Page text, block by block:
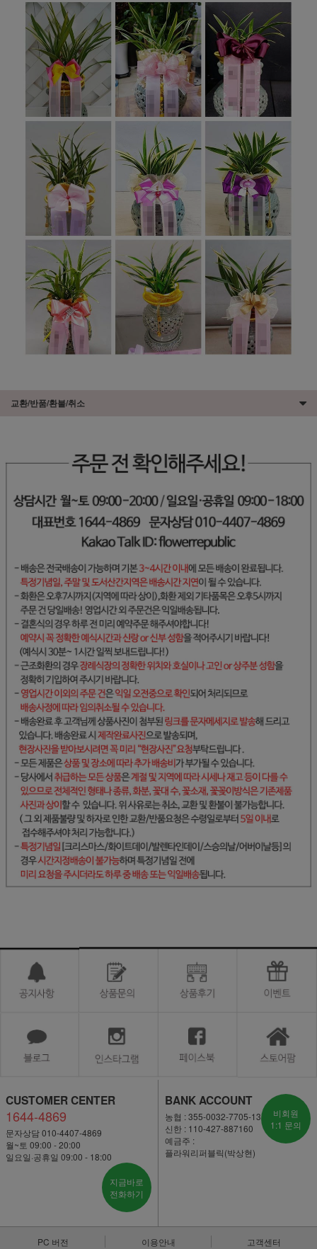
교환/반품/환불/취소
CUSTOMER CENTER
1644-4869
문자상담 010-4407-4869
월~토 09:00 - 20:00
일요일·공휴일 09:00 - 18:00
지금바로
전화하기
BANK ACCOUNT
농협 : 355-0032-7705-13
신한 : 110-427-887160
예금주 :
플라워리퍼블릭(박상현)
비회원
1:1 문의
PC 버전 이용안내 고객센터